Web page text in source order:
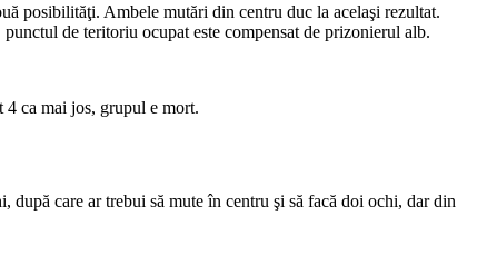
posibilităţi. Ambele mutări din centru duc la acelaşi rezultat.
de teritoriu ocupat este compensat de prizonierul alb.
4 ca mai jos, grupul e mort.
care ar trebui să mute în centru şi să facă doi ochi, dar din